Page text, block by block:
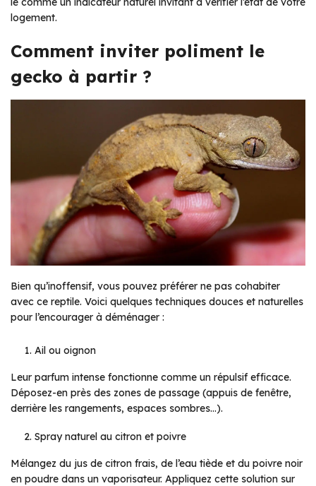
logement.
Comment inviter poliment le
gecko à partir ?
Bien qu’inoffensif, vous pouvez préférer ne pas cohabiter
avec ce reptile. Voici quelques techniques douces et naturelles
pour l’encourager à déménager :
Ail ou oignon
Leur parfum intense fonctionne comme un répulsif efficace.
Déposez-en près des zones de passage (appuis de fenêtre,
derrière les rangements, espaces sombres…).
Spray naturel au citron et poivre
Mélangez du jus de citron frais, de l’eau tiède et du poivre noir
en poudre dans un vaporisateur. Appliquez cette solution sur